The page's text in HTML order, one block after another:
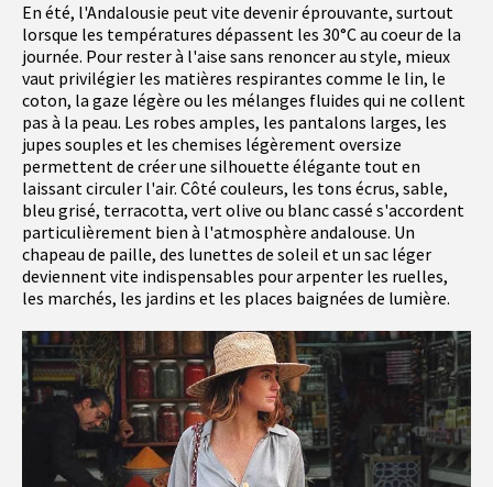
En été, l'Andalousie peut vite devenir éprouvante, surtout
lorsque les températures dépassent les 30°C au coeur de la
journée. Pour rester à l'aise sans renoncer au style, mieux
vaut privilégier les matières respirantes comme le lin, le
coton, la gaze légère ou les mélanges fluides qui ne collent
pas à la peau. Les robes amples, les pantalons larges, les
jupes souples et les chemises légèrement oversize
permettent de créer une silhouette élégante tout en
laissant circuler l'air. Côté couleurs, les tons écrus, sable,
bleu grisé, terracotta, vert olive ou blanc cassé s'accordent
particulièrement bien à l'atmosphère andalouse. Un
chapeau de paille, des lunettes de soleil et un sac léger
deviennent vite indispensables pour arpenter les ruelles,
les marchés, les jardins et les places baignées de lumière.